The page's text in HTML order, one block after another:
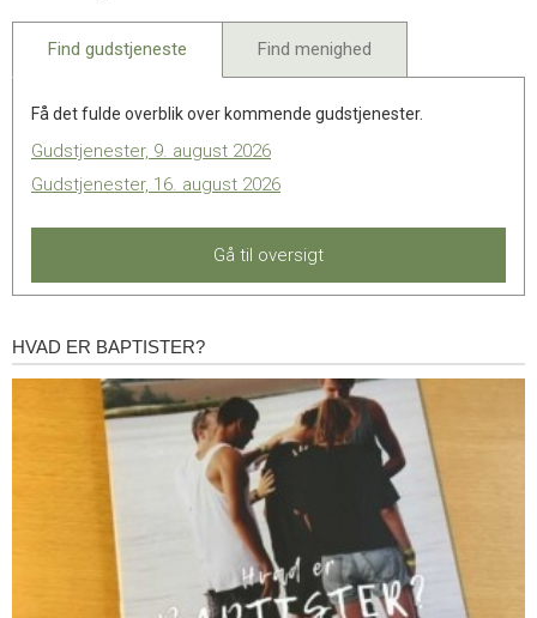
Find gudstjeneste Find menighed
Få det fulde overblik over kommende gudstjenester.
Gudstjenester, 9. august 2026
Gudstjenester, 16. august 2026
Gå til oversigt
Hvad
er
HVAD ER BAPTISTER?